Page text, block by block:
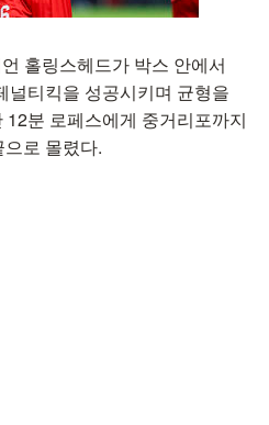
홀링스헤드가 박스 안에서
널티킥을 성공시키며 균형을
분 로페스에게 중거리포까지
로 몰렸다.